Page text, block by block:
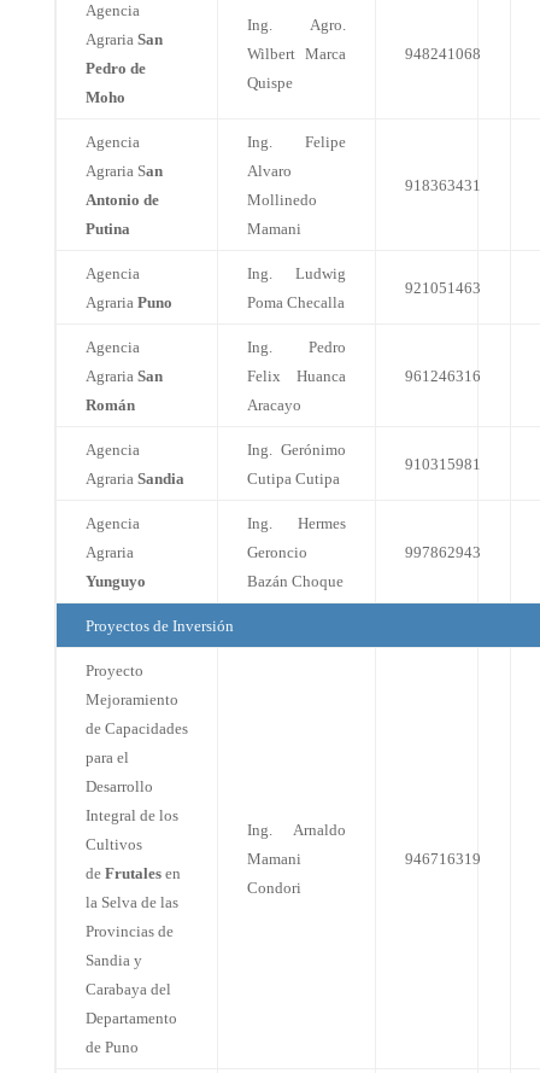
Agencia
Agraria San
Pedro de
Moho
Ing. Agro.
Wilbert Marca
Quispe
948241068
Agencia
Agraria San
Antonio de
Putina
Ing. Felipe
Alvaro
Mollinedo
Mamani
918363431
Agencia
Agraria Puno
Ing. Ludwig
Poma Checalla
921051463
Agencia
Agraria San
Román
Ing. Pedro
Felix Huanca
Aracayo
961246316
Agencia
Agraria Sandia
Ing. Gerónimo
Cutipa Cutipa
910315981
Agencia
Agraria
Yunguyo
Ing. Hermes
Geroncio
Bazán Choque
997862943
Proyectos de Inversión
Proyecto
Mejoramiento
de Capacidades
para el
Desarrollo
Integral de los
Cultivos
de Frutalesen
la Selva de las
Provincias de
Sandia y
Carabaya del
Departamento
de Puno
Ing. Arnaldo
Mamani
Condori
946716319